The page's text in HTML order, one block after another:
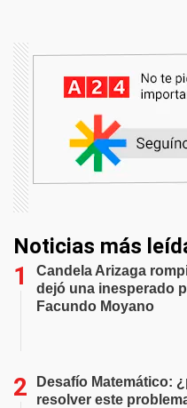
Noticias más
Candela Arizaga
dejó una inesperado
Facundo Moyano
Desafío Matemático:
resolver este